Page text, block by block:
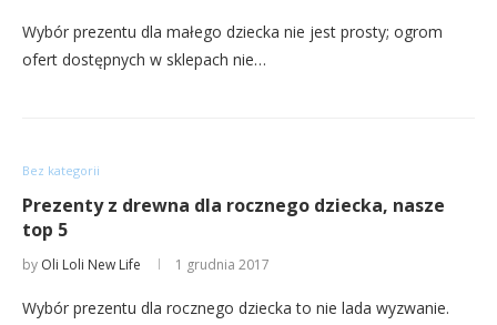
Wybór prezentu dla małego dziecka nie jest prosty; ogrom
ofert dostępnych w sklepach nie…
Bez kategorii
Prezenty z drewna dla rocznego dziecka, nasze
top 5
by Oli Loli New Life 1 grudnia 2017
Wybór prezentu dla rocznego dziecka to nie lada wyzwanie.